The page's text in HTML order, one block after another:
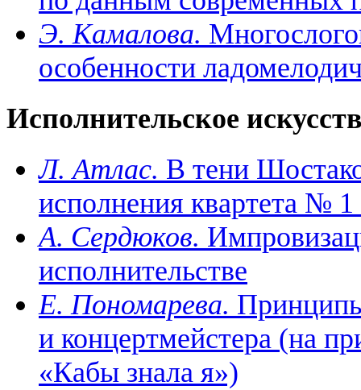
Э. Камалова.
особенности
Исполнительское
Л. Атлас. В тени
исполнения квартета №
А. Сердюков.
исполнительстве
Е. Пономарева.
и концертмейстера (на
«Кабы знала я»)